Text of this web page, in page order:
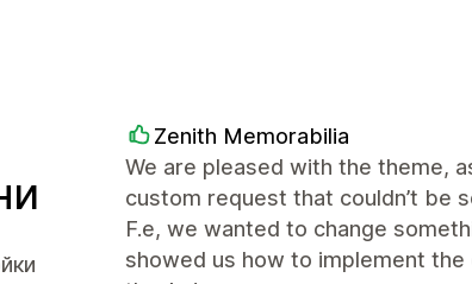
Zenith Memorabilia
We are pleased with the theme,
custom request that couldn’t be
F.e, we wanted to change
showed us how to implement